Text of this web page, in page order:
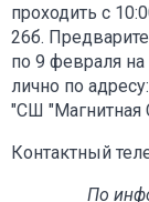
проходить с
26б.
по 9 февраля
лично по
"СШ "Магнитная
Контактный
По